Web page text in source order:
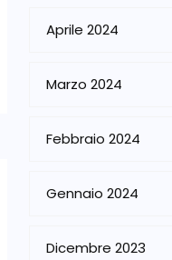
Aprile 2024
Marzo 2024
Febbraio 2024
Gennaio 2024
Dicembre 2023